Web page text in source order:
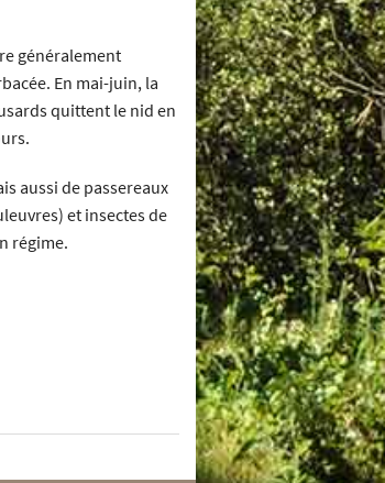
généralement
En mai-juin, la
quittent le nid en
aussi de passereaux
et insectes de
régime.